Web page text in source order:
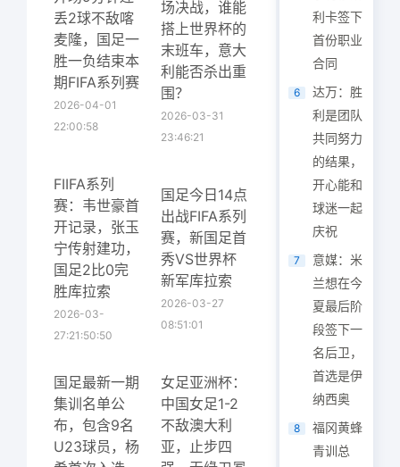
丢2球不敌喀
麦隆，国足一
胜一负结束本
期FIFA系列赛
2026-04-01
22:00:58
场决战，谁能
搭上世界杯的
末班车，意大
利能否杀出重
围？
2026-03-31
23:46:21
FIIFA系列
赛：韦世豪首
开记录，张玉
宁传射建功，
国足2比0完
胜库拉索
2026-03-
27:21:50:50
国足今日14点
出战FIFA系列
赛，新国足首
秀VS世界杯
新军库拉索
2026-03-27
08:51:01
国足最新一期
集训名单公
布，包含9名
U23球员，杨
女足亚洲杯：
中国女足1-2
不敌澳大利
亚，止步四
利卡签下
首份职业
合同
6
达万：胜
利是团队
共同努力
的结果，
开心能和
球迷一起
庆祝
7
意媒：米
兰想在今
夏最后阶
段签下一
名后卫，
首选是伊
纳西奥
8
福冈黄蜂
青训总